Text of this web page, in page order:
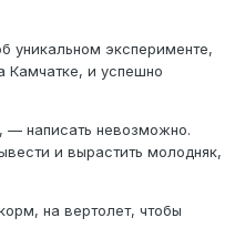
уникальном эксперименте,
Камчатке, и успешно
— написать невозможно.
и вырастить молодняк,
на вертолет, чтобы